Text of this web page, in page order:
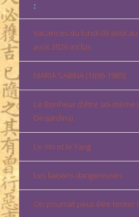
:
Vacances du lundi 03 août
août 2026 inclus
MARIA SABINA (1896-1985)
Le Bonheur d’être soi-même
Desjardins)
Le Yin et le Yang
Les liaisons dangereuses
On pourrait peut-être tenter